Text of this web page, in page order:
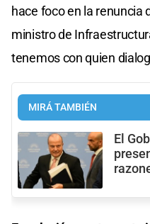
hace foco en la renuncia
ministro de
tenemos con quien
MIRÁ TAMBIÉN
El